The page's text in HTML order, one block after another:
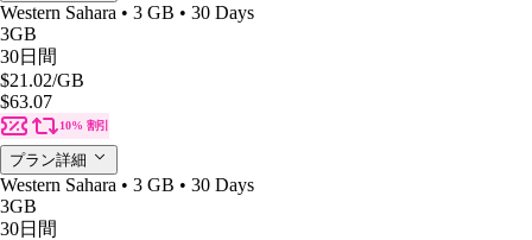
Western Sahara • 3 GB • 30 Days
3GB
30日間
$21.02/GB
$63.07
10% 割引
プラン詳細
Western Sahara • 3 GB • 30 Days
3GB
30日間